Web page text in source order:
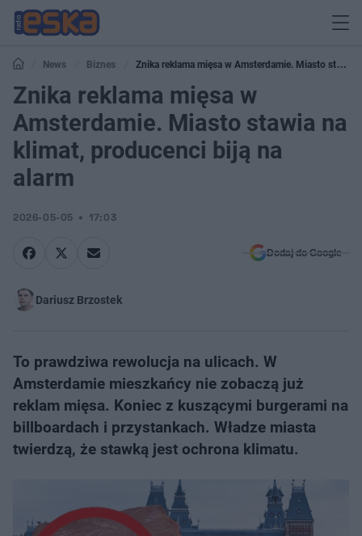
News Biznes
Znika reklama mięsa w Amsterdamie. Miasto stawia
na klimat, producenci biją na alarm
Znika reklama mięsa w
Amsterdamie. Miasto stawia na
klimat, producenci biją na
alarm
2026-05-05 17:03
Dodaj do Google
Dariusz Brzostek
To prawdziwa rewolucja na ulicach. W
Amsterdamie mieszkańcy nie zobaczą już
reklam mięsa. Koniec z kuszącymi burgerami na
billboardach i przystankach. Władze miasta
twierdzą, że stawką jest ochrona klimatu.